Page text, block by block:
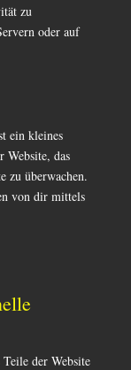
zu
oder auf
ein kleines
Website, das
zu überwachen.
von dir mittels
der Website